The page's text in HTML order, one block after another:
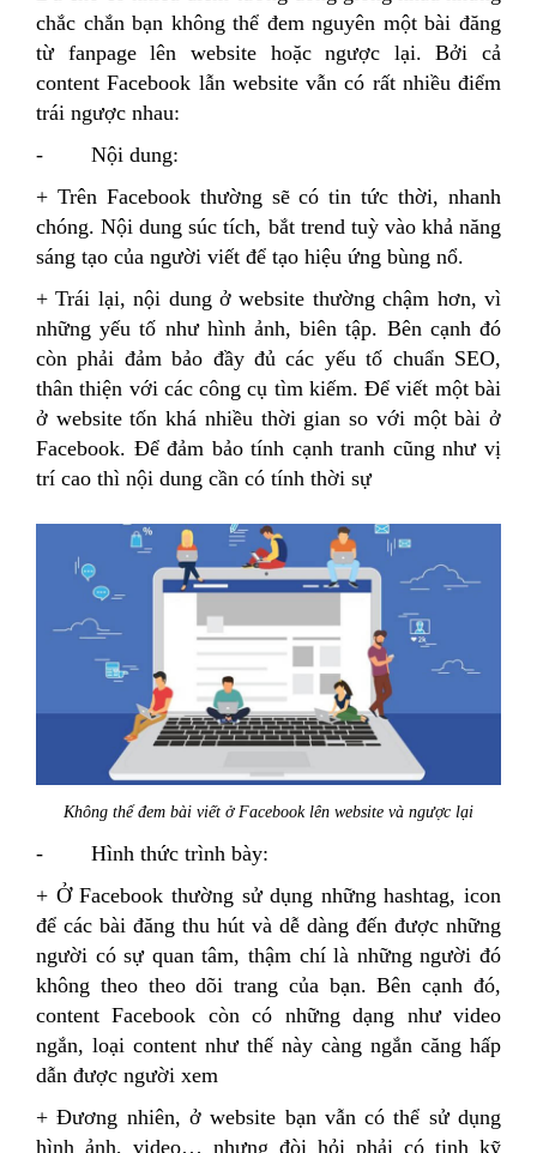
chắc chắn bạn không thể đem nguyên một bài đăng
từ fanpage lên website hoặc ngược lại. Bởi cả
content Facebook lẫn website vẫn có rất nhiều điểm
trái ngược nhau:
- Nội dung:
+ Trên Facebook thường sẽ có tin tức thời, nhanh
chóng. Nội dung súc tích, bắt trend tuỳ vào khả năng
sáng tạo của người viết để tạo hiệu ứng bùng nổ.
+ Trái lại, nội dung ở website thường chậm hơn, vì
những yếu tố như hình ảnh, biên tập. Bên cạnh đó
còn phải đảm bảo đầy đủ các yếu tố chuẩn SEO,
thân thiện với các công cụ tìm kiếm. Để viết một bài
ở website tốn khá nhiều thời gian so với một bài ở
Facebook. Để đảm bảo tính cạnh tranh cũng như vị
trí cao thì nội dung cần có tính thời sự
Không thể đem bài viết ở Facebook lên website và ngược lại
- Hình thức trình bày:
+ Ở Facebook thường sử dụng những hashtag, icon
để các bài đăng thu hút và dễ dàng đến được những
người có sự quan tâm, thậm chí là những người đó
không theo theo dõi trang của bạn. Bên cạnh đó,
content Facebook còn có những dạng như video
ngắn, loại content như thế này càng ngắn căng hấp
dẫn được người xem
+ Đương nhiên, ở website bạn vẫn có thể sử dụng
hình ảnh, video… nhưng đòi hỏi phải có tinh kỹ